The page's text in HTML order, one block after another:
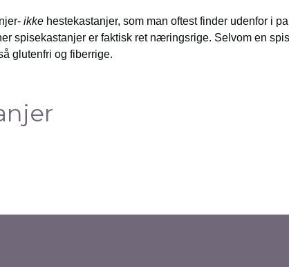
ikke hestekastanjer, som man oftest finder udenfor i
spisekastanjer er faktisk ret næringsrige. Selvom en
glutenfri og fiberrige.